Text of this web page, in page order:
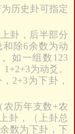
历史卦可指定
卦，后半部分
除6余数为动
如一组数123
为动爻。
2+3为下卦，
历年支数+农
卦，（上卦总
数为下卦，下